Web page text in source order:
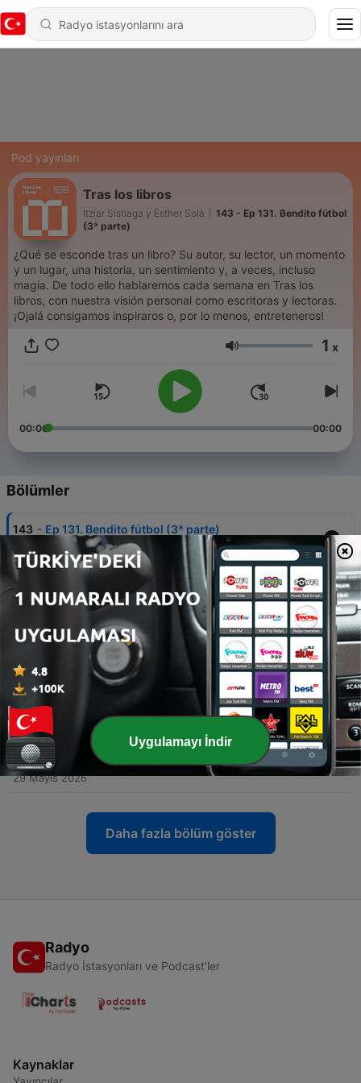
Pod yayınları
Tras los libros
Itziar Sistiaga y Esther Solà
143 - Ep 131. Bendito fútbol
(3ª parte)
¿Qué se esconde tras un libro? Su autor, su lector, un momento
y un lugar, una historia, un sentimiento y, a veces, incluso
magia. De todo ello hablaremos cada semana en Tras los
libros, con nuestra visión personal como escritoras y lectoras.
¡Ojalá consigamos inspiraros o, por lo menos, entreteneros!
Ses 1 x
00:00 00:00
Bölümler
143 - Ep 131. Bendito fútbol (3ª parte)
17 Tem 2026
142 Ep 130. Balance lector de mitad de 2026
03 Tem 2026
141 - Ep 129. De trancazos, bigotes, gafas rosas y
Mercè Rodoreda
19 Haz 2026
140 - Ep 128. De Natalia Ginzburg a Bret Easton Ellis,
pasando por Julio Hernández
05 Haz 2026
139 - Ep 127. 5º aniversario con Karmele Jaio
29 Mayıs 2026
Daha fazla bölüm göster
Radyo
Radyo İstasyonları ve Podcast'ler
Kaynaklar
Uygulamayı İndir